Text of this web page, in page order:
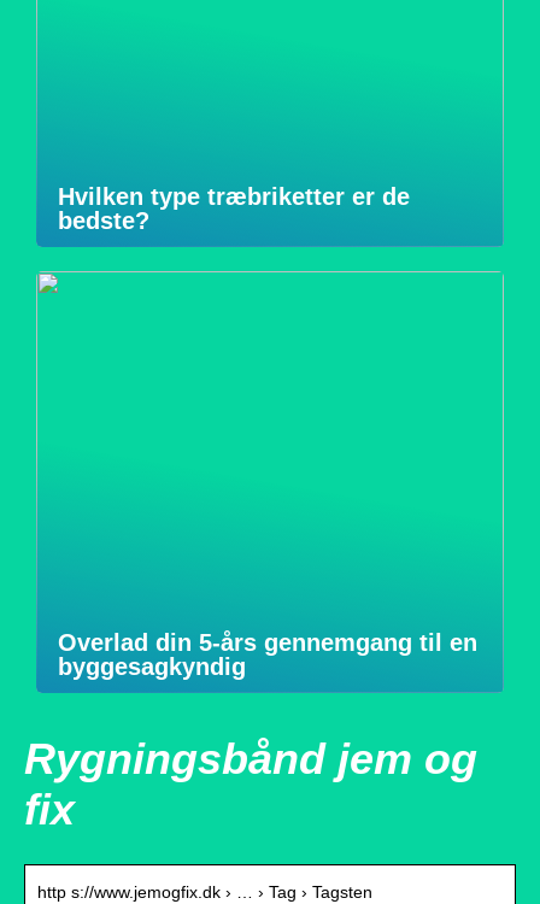
Hvilken type træbriketter er de
bedste?
Overlad din 5-års gennemgang til en
byggesagkyndig
Rygningsbånd jem og
fix
http s://www.jemogfix.dk › … › Tag › Tagsten